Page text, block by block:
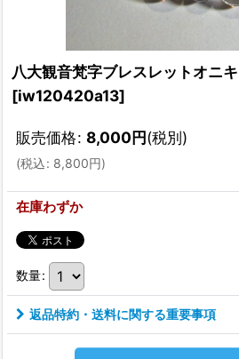
八大観音梵字ブレスレットオニ
[iw120420a13]
販売価格: 8,000円(税別)
(税込: 8,800円)
在庫わずか
数量:
返品特約・送料に関する重要事項